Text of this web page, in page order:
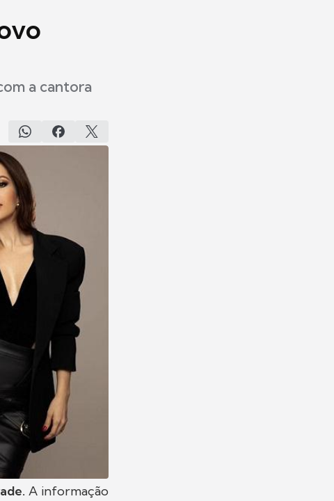
a cantora
A informação